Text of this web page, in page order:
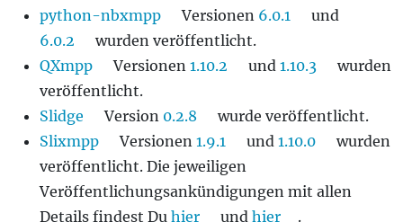
python-nbxmpp
Versionen 6.0.1
und
6.0.2
wurden veröffentlicht.
QXmpp
Versionen 1.10.2 und 1.10.3
wurden
veröffentlicht.
Slidge
Version 0.2.8
wurde veröffentlicht.
Slixmpp
Versionen 1.9.1 und 1.10.0
wurden
veröffentlicht. Die jeweiligen
Veröffentlichungsankündigungen mit allen
Details findest Du hier und hier .